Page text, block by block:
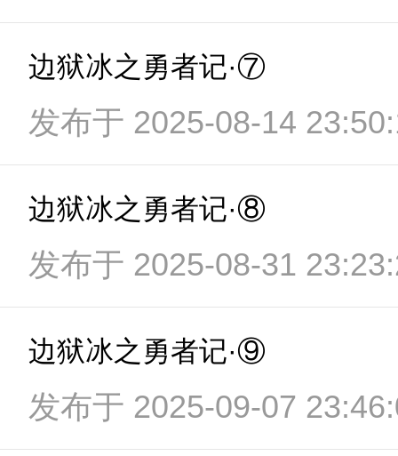
边狱冰之勇者记·⑦
发布于 2025-08-14
边狱冰之勇者记·⑧
发布于 2025-08-31
边狱冰之勇者记·⑨
发布于 2025-09-07